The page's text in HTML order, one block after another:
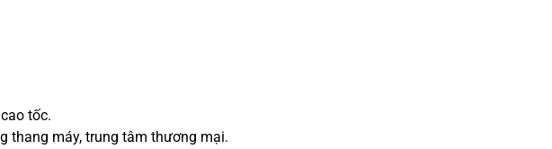
tốc.
thang máy, trung tâm thương mại.